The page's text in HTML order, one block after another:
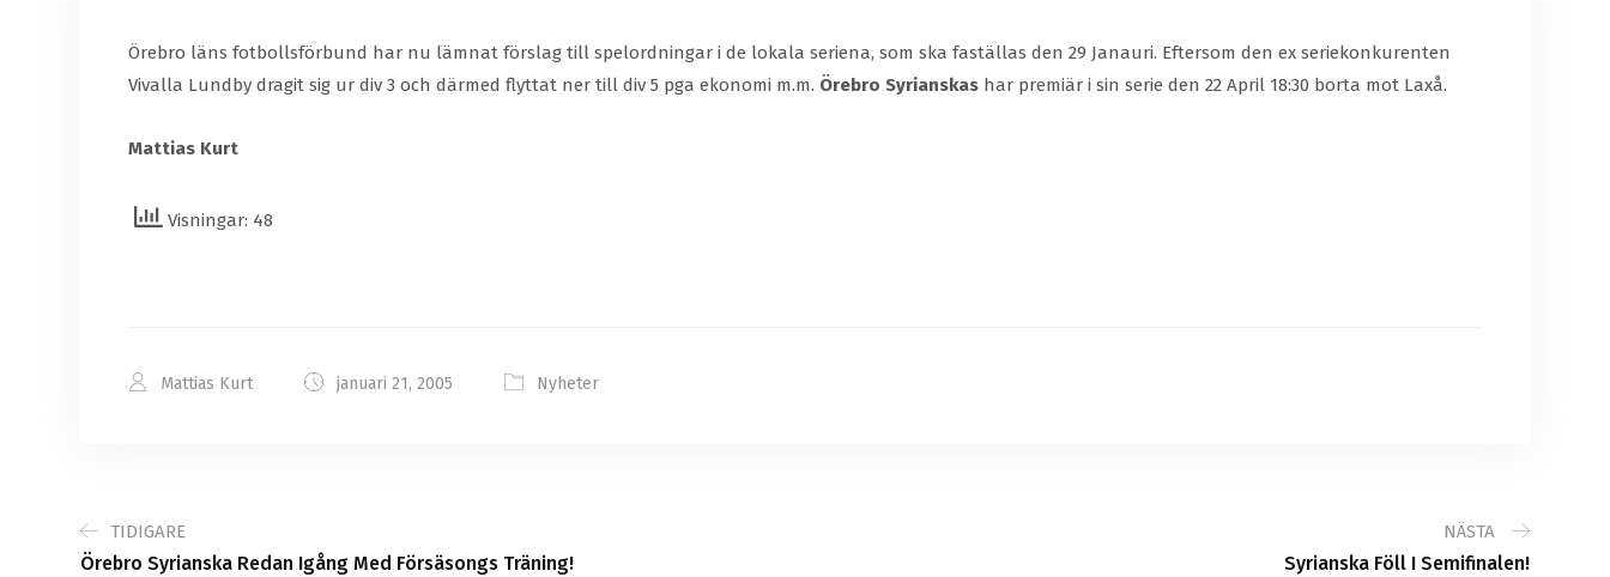
Örebro läns fotbollsförbund har nu lämnat förslag till spelordningar i de lokala seriena, som ska faställas den 29 Janauri. Eftersom den ex seriekonkurenten
Vivalla Lundby dragit sig ur div 3 och därmed flyttat ner till div 5 pga ekonomi m.m. Örebro Syrianskas har premiär i sin serie den 22 April 18:30 borta mot Laxå.
Mattias Kurt
Visningar: 48
Mattias Kurt januari 21, 2005 Nyheter
TIDIGARE
Örebro Syrianska Redan Igång Med Försäsongs Träning!
NÄSTA
Syrianska Föll I Semifinalen!